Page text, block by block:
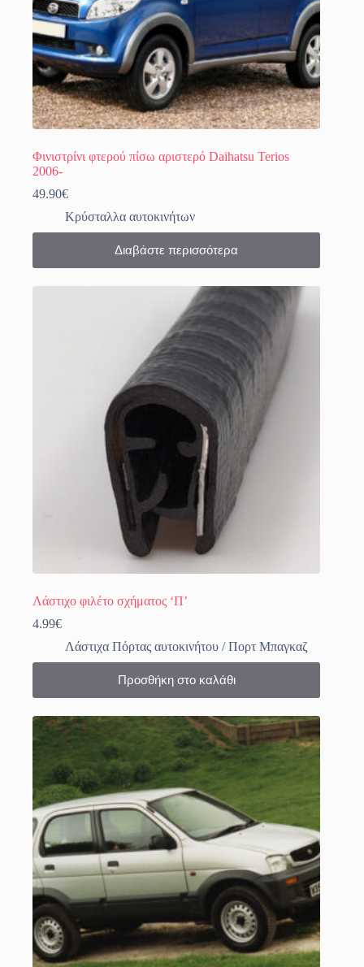
Φινιστρίνι φτερού πίσω αριστερό Daihatsu Terios
2006-
49.90€
Κρύσταλλα αυτοκινήτων
Διαβάστε περισσότερα
Λάστιχο φιλέτο σχήματος ‘Π’
4.99€
Λάστιχα Πόρτας αυτοκινήτου / Πορτ Μπαγκαζ
Προσθήκη στο καλάθι